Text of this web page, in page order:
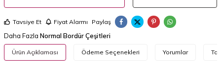
Tavsiye Et Fiyat Alarmı Paylaş
Daha Fazla Normal Bordür Çeşitleri
Ürün Açıklaması Ödeme Seçenekleri Yorumlar